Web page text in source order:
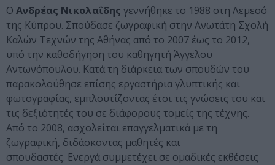
Ο Ανδρέας Νικολαΐδης γεννήθηκε το 1988 στη Λεμεσό
της Κύπρου. Σπούδασε ζωγραφική στην Ανωτάτη Σχολή
Καλών Τεχνών της Αθήνας από το 2007 έως το 2012,
υπό την καθοδήγηση του καθηγητή Άγγελου
Αντωνόπουλου. Κατά τη διάρκεια των σπουδών του
παρακολούθησε επίσης εργαστήρια γλυπτικής και
φωτογραφίας, εμπλουτίζοντας έτσι τις γνώσεις του και
τις δεξιότητές του σε διάφορους τομείς της τέχνης.
Από το 2008, ασχολείται επαγγελματικά με τη
ζωγραφική, διδάσκοντας μαθητές και
σπουδαστές. Ενεργά συμμετέχει σε ομαδικές εκθέσεις